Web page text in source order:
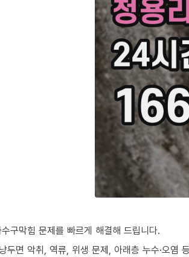
구막힘 문제를 빠르게 해결해 드립니다.
두면 악취, 역류, 위생 문제, 아래층 누수·오염